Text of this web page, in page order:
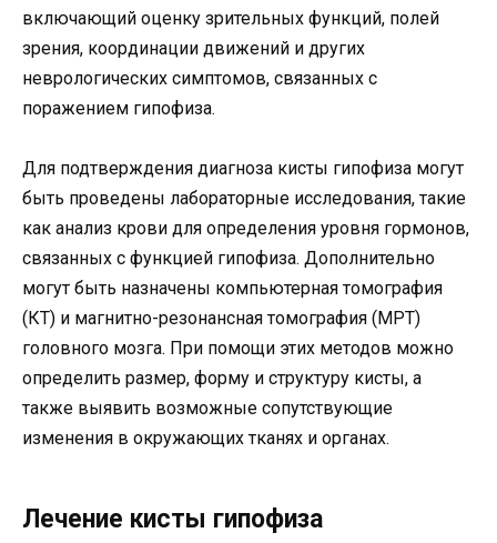
включающий оценку зрительных функций, полей
зрения, координации движений и других
неврологических симптомов, связанных с
поражением гипофиза.
Для подтверждения диагноза кисты гипофиза могут
быть проведены лабораторные исследования, такие
как анализ крови для определения уровня гормонов,
связанных с функцией гипофиза. Дополнительно
могут быть назначены компьютерная томография
(КТ) и магнитно-резонансная томография (МРТ)
головного мозга. При помощи этих методов можно
определить размер, форму и структуру кисты, а
также выявить возможные сопутствующие
изменения в окружающих тканях и органах.
Лечение кисты гипофиза